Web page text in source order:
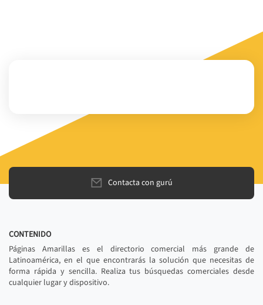
Contacta con gurú
CONTENIDO
Páginas Amarillas es el directorio comercial más grande de
Latinoamérica, en el que encontrarás la solución que necesitas de
forma rápida y sencilla. Realiza tus búsquedas comerciales desde
cualquier lugar y dispositivo.